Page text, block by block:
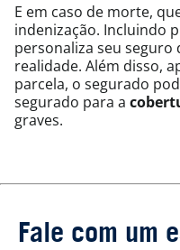
E em caso de morte,
indenização. Incluindo
personaliza seu seguro
realidade. Além disso,
parcela, o segurado
segurado para a
graves.
Fale com um